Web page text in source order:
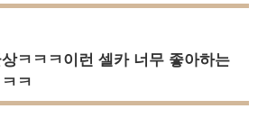
ㅋㅋㅋ이런 셀카 너무 좋아하는
ㅋ